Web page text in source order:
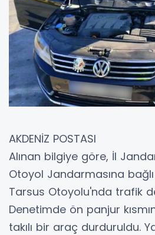
AKDENİZ POSTASI
Alınan bilgiye göre, İl
Otoyol Jandarmasına
Tarsus Otoyolu'nda trafik
Denetimde ön panjur
takılı bir araç durduruldu.